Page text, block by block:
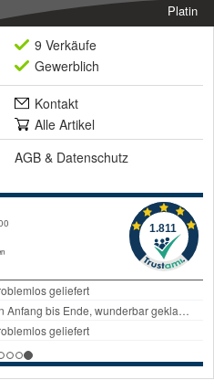
Platin
9 Verkäufe
Gewerblich
Kontakt
Alle Artikel
AGB & Datenschutz